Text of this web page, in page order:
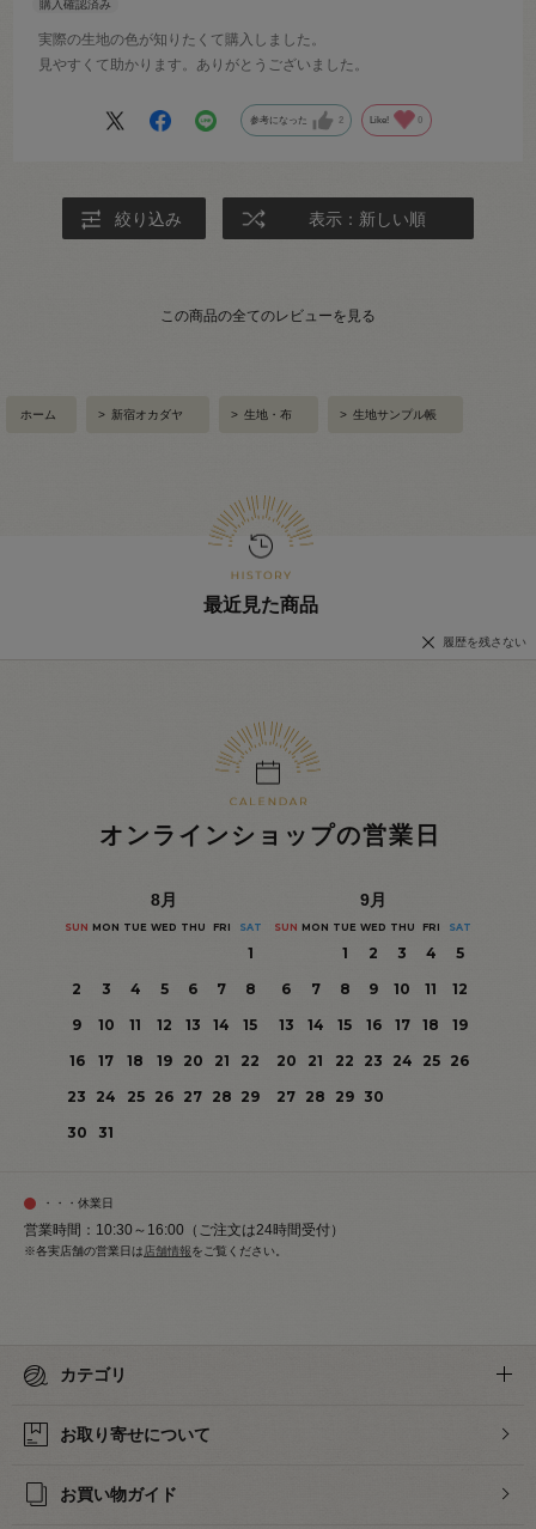
実際の生地の色が知りたくて購入しました。
見やすくて助かります。ありがとうございました。
参考になった 2 Like! 0
絞り込み 表示：新しい順
この商品の全てのレビューを見る
ホーム > 新宿オカダヤ > 生地・布 > 生地サンプル帳
最近見た商品
履歴を残さない
オンラインショップの営業日
8月
SUN MON TUE WED THU FRI SAT
1
2
3 4 5 6 7
8
9
10 11 12 13 14
15
16
17 18 19 20 21
22
23
24 25 26 27 28 29
30
31
9月
SUN MON TUE WED THU FRI SAT
1 2 3 4
5
6
7 8 9 10 11
12
13
14 15 16 17 18
19
20
21 22 23 24 25
26
27 28 29 30
・・・休業日
営業時間：10:30～16:00（ご注文は24時間受付）
※各実店舗の営業日は 店舗情報をご覧ください。
カテゴリ
お取り寄せについて
お買い物ガイド